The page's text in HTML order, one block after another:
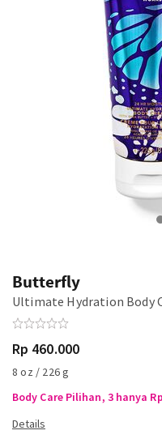
Butterfly
Ultimate Hydration Body
Rp 460.000
8 oz / 226 g
Body Care Pilihan, 3 hanya